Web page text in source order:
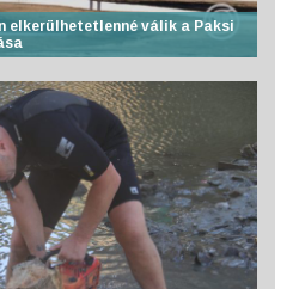
elkerülhetetlenné válik a Paksi